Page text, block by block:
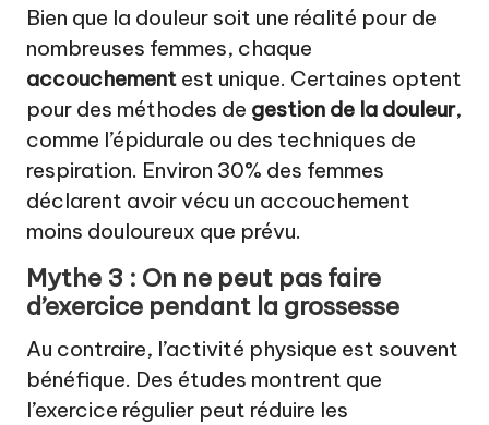
Bien que la douleur soit une réalité pour de
nombreuses femmes, chaque
accouchement est unique. Certaines optent
pour des méthodes de gestion de la douleur,
comme l’épidurale ou des techniques de
respiration. Environ 30% des femmes
déclarent avoir vécu un accouchement
moins douloureux que prévu.
Mythe 3 : On ne peut pas faire
d’exercice pendant la grossesse
Au contraire, l’activité physique est souvent
bénéfique. Des études montrent que
l’exercice régulier peut réduire les